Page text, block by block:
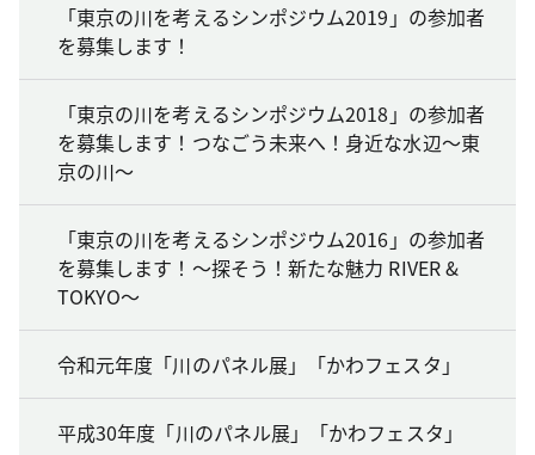
「東京の川を考えるシンポジウム2019」の参加者
を募集します！
「東京の川を考えるシンポジウム2018」の参加者
を募集します！つなごう未来へ！身近な水辺～東
京の川～
「東京の川を考えるシンポジウム2016」の参加者
を募集します！～探そう！新たな魅力 RIVER &
TOKYO～
令和元年度「川のパネル展」「かわフェスタ」
平成30年度「川のパネル展」「かわフェスタ」